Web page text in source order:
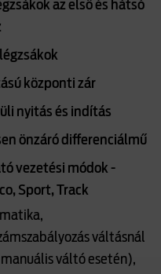
az első és hátsó
központi zár
nyitás és indítás
önzáró differenciálmű
vezetési módok -
Sport, Track
váltásnál
váltó esetén),